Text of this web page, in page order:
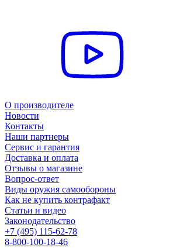
О производителе
Новости
Контакты
Наши партнеры
Сервис и гарантия
Доставка и оплата
Отзывы о магазине
Вопрос-ответ
Виды оружия самообороны
Как не купить контрафакт
Статьи и видео
Законодательство
+7 (495) 115-62-78
8-800-100-18-46